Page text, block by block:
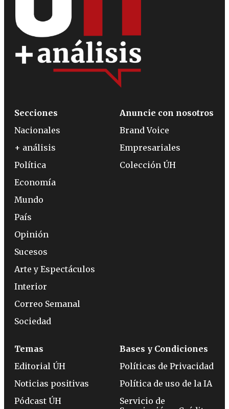
Secciones
Nacionales
+ análisis
Política
Economía
Mundo
País
Opinión
Sucesos
Arte y Espectáculos
Interior
Correo Semanal
Sociedad
Anuncie con nosotros
Brand Voice
Empresariales
Colección ÚH
Temas
Editorial ÚH
Noticias positivas
Pódcast ÚH
Bases y Condiciones
Políticas de Privacidad
Política de uso de la IA
Servicio de